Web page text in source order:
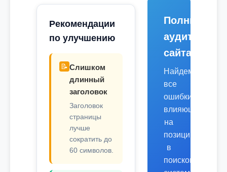
Рекомендации
по улучшению
📝 Слишком
длинный
заголовок
Заголовок
страницы
лучше
сократить до
60 символов.
Полный
аудит
сайта
Найдем
все
ошибки,
влияющие
на
позиции
в
поисковых